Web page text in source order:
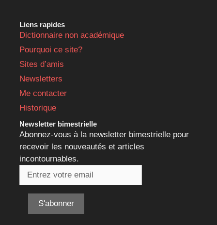
Liens rapides
Dictionnaire non académique
Pourquoi ce site?
Sites d’amis
Newsletters
Me contacter
Historique
Newsletter bimestrielle
Abonnez-vous à la newsletter bimestrielle pour
recevoir les nouveautés et articles
incontournables.